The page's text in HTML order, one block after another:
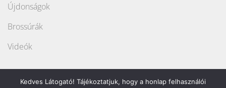
Újdonságok
Brossúrák
Videók
Kedves Látogató! Tájékoztatjuk, hogy a honlap felhasználói